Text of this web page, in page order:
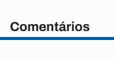
Comentários